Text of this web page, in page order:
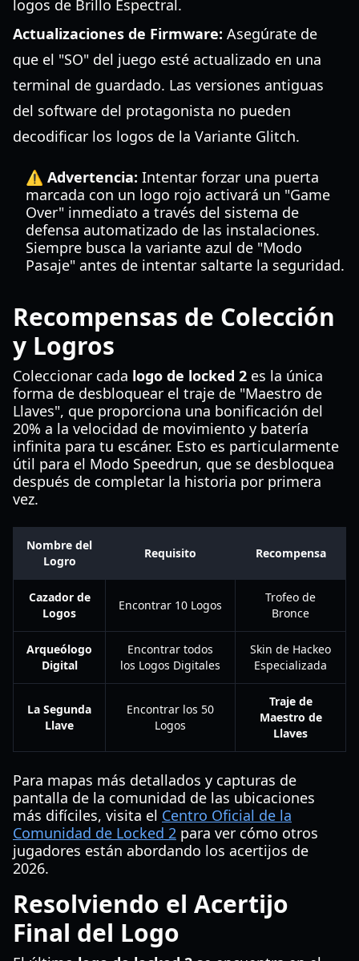
logos de Brillo Espectral.
Actualizaciones de Firmware: Asegúrate de
que el "SO" del juego esté actualizado en una
terminal de guardado. Las versiones antiguas
del software del protagonista no pueden
decodificar los logos de la Variante Glitch.
⚠️ Advertencia: Intentar forzar una puerta
marcada con un logo rojo activará un "Game
Over" inmediato a través del sistema de
defensa automatizado de las instalaciones.
Siempre busca la variante azul de "Modo
Pasaje" antes de intentar saltarte la seguridad.
Recompensas de Colección
y Logros
Coleccionar cada logo de locked 2 es la única
forma de desbloquear el traje de "Maestro de
Llaves", que proporciona una bonificación del
20% a la velocidad de movimiento y batería
infinita para tu escáner. Esto es particularmente
útil para el Modo Speedrun, que se desbloquea
después de completar la historia por primera
vez.
Nombre del
Logro
Requisito Recompensa
Cazador de
Logos
Encontrar 10 Logos
Trofeo de
Bronce
Arqueólogo
Digital
Encontrar todos
los Logos Digitales
Skin de Hackeo
Especializada
La Segunda
Llave
Encontrar los 50
Logos
Traje de
Maestro de
Llaves
Para mapas más detallados y capturas de
pantalla de la comunidad de las ubicaciones
más difíciles, visita el Centro Oficial de la
Comunidad de Locked 2 para ver cómo otros
jugadores están abordando los acertijos de
2026.
Resolviendo el Acertijo
Final del Logo